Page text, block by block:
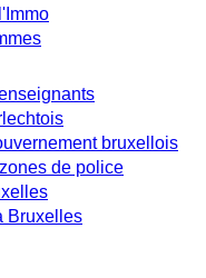
bruxellois
de police
Bruxelles